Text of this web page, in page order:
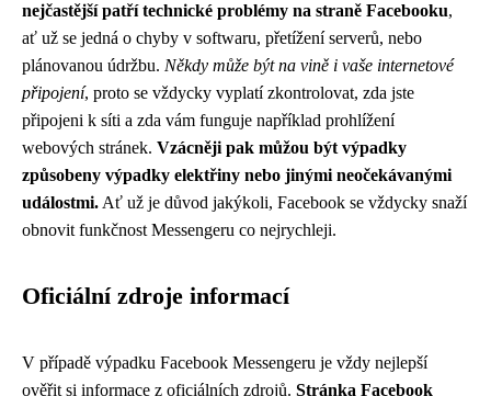
nejčastější patří technické problémy na straně Facebooku,
ať už se jedná o chyby v softwaru, přetížení serverů, nebo
plánovanou údržbu. Někdy může být na vině i vaše internetové
připojení, proto se vždycky vyplatí zkontrolovat, zda jste
připojeni k síti a zda vám funguje například prohlížení
webových stránek. Vzácněji pak můžou být výpadky
způsobeny výpadky elektřiny nebo jinými neočekávanými
událostmi. Ať už je důvod jakýkoli, Facebook se vždycky snaží
obnovit funkčnost Messengeru co nejrychleji.
Oficiální zdroje informací
V případě výpadku Facebook Messengeru je vždy nejlepší
ověřit si informace z oficiálních zdrojů. Stránka Facebook